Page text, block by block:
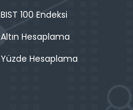
BIST 100 Endeksi
Altın Hesaplama
Yüzde Hesaplama